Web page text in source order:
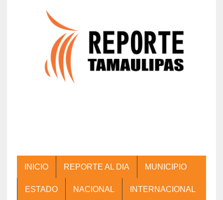
INICIO REPORTE AL DIA MUNICIPIO
ESTADO NACIONAL INTERNACIONAL